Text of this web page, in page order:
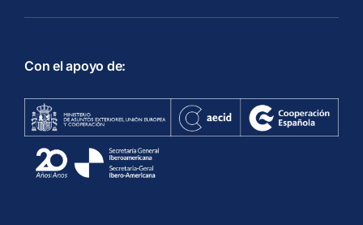
Con el apoyo de: